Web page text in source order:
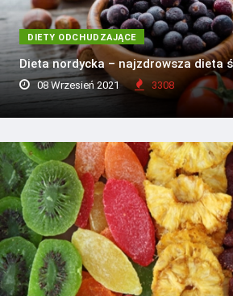
DIETY ODCHUDZAJĄCE
Dieta nordycka – najzdrowsza dieta
08 Wrzesień 2021 3308